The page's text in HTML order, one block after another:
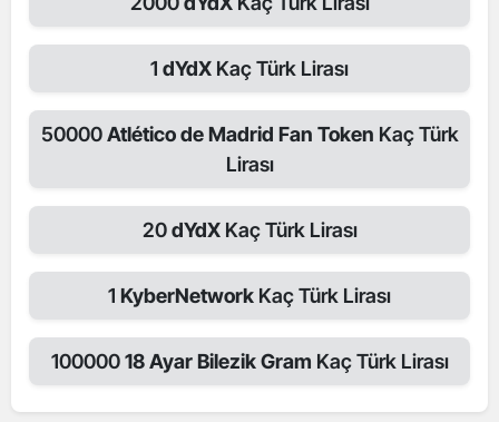
1 dYdX Kaç Türk Lirası
50000Atlético de Madrid Fan Token Kaç Türk
Lirası
20dYdX Kaç Türk Lirası
1 KyberNetwork Kaç Türk Lirası
10000018 Ayar Bilezik Gram Kaç Türk Lirası